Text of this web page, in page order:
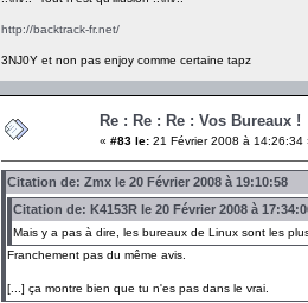
http://backtrack-fr.net/
3NJ0Y et non pas enjoy comme certaine tapz
Re : Re : Re : Vos Bureaux !
« #83 le: 21 Février 2008 à 14:26:34
Citation de: Zmx le 20 Février 2008 à 19:10:58
Citation de: K4153R le 20 Février 2008 à
Mais y a pas à dire, les bureaux de Linux sont les
Franchement pas du même avis.
[...] ça montre bien que tu n'es pas dans le vrai.